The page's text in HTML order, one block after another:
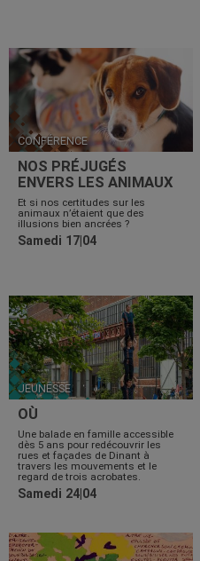
CONFÉRENCE
NOS PRÉJUGÉS
ENVERS LES ANIMAUX
Et si nos certitudes sur les
animaux n’étaient que des
illusions bien ancrées ?
Samedi 17|04
JEUNESSE
OÙ
Une balade en famille accessible
dès 5 ans pour redécouvrir les
rues et façades de Dinant à
travers les mouvements et le
regard de trois acrobates.
Samedi 24|04